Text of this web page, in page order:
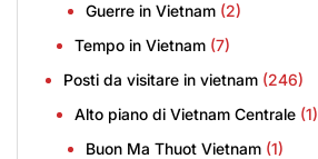
Guerre in Vietnam (2)
Tempo in Vietnam (7)
Posti da visitare in vietnam (246)
Alto piano di Vietnam Centrale (1)
Buon Ma Thuot Vietnam (1)